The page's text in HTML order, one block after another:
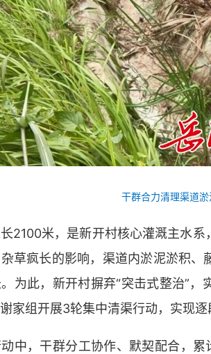
干群合力清理渠道
2100米，是新开村核心灌溉主水
草疯长的影响，渠道内淤泥淤积
为此，新开村摒弃“突击式整治”
家组开展3轮集中清渠行动，实现
中，干群分工协作、默契配合，